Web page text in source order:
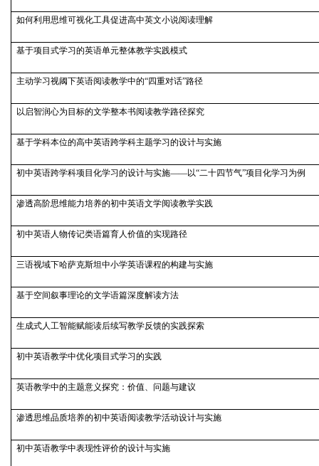
如何利用思维可视化工具促进高中英文小说阅读理解
基于项目式学习的英语单元整体教学实践模式
主动学习视阈下英语阅读教学中的“四重对话”路径
以启智润心为目标的文学整本书阅读教学路径探究
基于学科本位的高中英语跨学科主题学习的设计与实施
初中英语跨学科项目化学习的设计与实施——以“二十四节气”项目化学习为例
渗透高阶思维能力培养的初中英语文学阅读教学实践
初中英语人物传记类语篇育人价值的实现路径
三语视域下哈萨克斯坦中小学英语课程的构建与实施
基于空间叙事理论的文学语篇深度解读方法
生成式人工智能赋能读后续写教学反馈的实践探索
初中英语教学中优化项目式学习的实践
英语教学中的主题意义探究：价值、问题与建议
渗透思维品质培养的初中英语阅读教学活动设计与实施
初中英语教学中表现性评价的设计与实施